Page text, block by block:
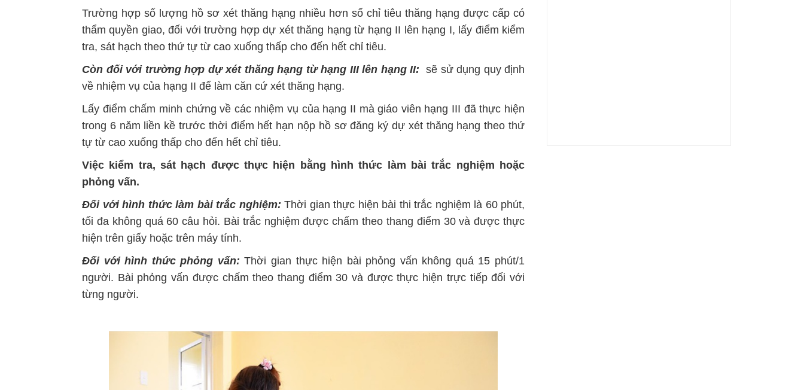
Trường hợp số lượng hồ sơ xét thăng hạng nhiều hơn số chỉ tiêu thăng hạng được cấp có
thẩm quyền giao, đối với trường hợp dự xét thăng hạng từ hạng II lên hạng I, lấy điểm kiểm
tra, sát hạch theo thứ tự từ cao xuống thấp cho đến hết chỉ tiêu.
Còn đối với trường hợp dự xét thăng hạng từ hạng III lên hạng II: sẽ sử dụng quy định
về nhiệm vụ của hạng II để làm căn cứ xét thăng hạng.
Lấy điểm chấm minh chứng về các nhiệm vụ của hạng II mà giáo viên hạng III đã thực hiện
trong 6 năm liền kề trước thời điểm hết hạn nộp hồ sơ đăng ký dự xét thăng hạng theo thứ
tự từ cao xuống thấp cho đến hết chỉ tiêu.
Việc kiểm tra, sát hạch được thực hiện bằng hình thức làm bài trắc nghiệm hoặc
phỏng vấn.
Đối với hình thức làm bài trắc nghiệm: Thời gian thực hiện bài thi trắc nghiệm là 60 phút,
tối đa không quá 60 câu hỏi. Bài trắc nghiệm được chấm theo thang điểm 30 và được thực
hiện trên giấy hoặc trên máy tính.
Đối với hình thức phỏng vấn: Thời gian thực hiện bài phỏng vấn không quá 15 phút/1
người. Bài phỏng vấn được chấm theo thang điểm 30 và được thực hiện trực tiếp đối với
từng người.